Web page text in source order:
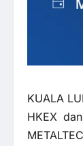
KUALA
HKEX